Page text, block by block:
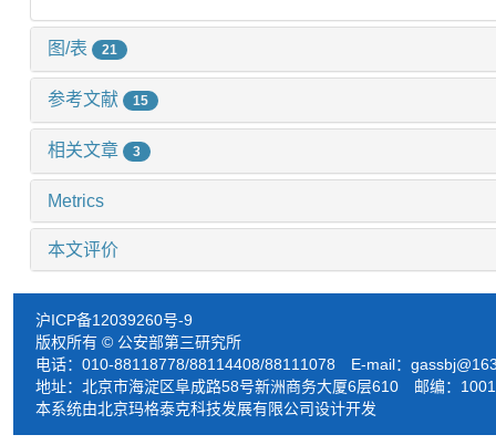
图/表 21
参考文献 15
相关文章 3
Metrics
本文评价
沪ICP备12039260号-9
版权所有 © 公安部第三研究所
电话：010-88118778/88114408/88111078 E-mail：
地址：北京市海淀区阜成路58号新洲商务大厦6层610 邮编：
本系统由北京玛格泰克科技发展有限公司设计开发